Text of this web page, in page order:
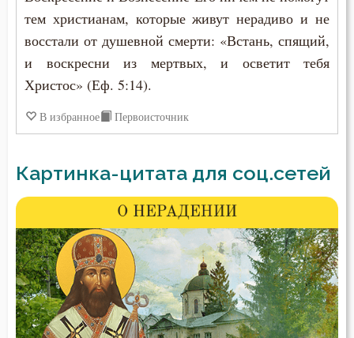
тем христианам, которые живут нерадиво и не
восстали от душевной смерти: «Встань, спящий,
и воскресни из мертвых, и осветит тебя
Христос» (Еф. 5:14).
В избранное Первоисточник
Картинка-цитата для соц.сетей